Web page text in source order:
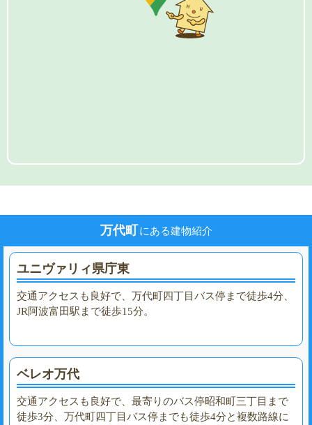
万代町 にある建物紹介
ユニヴァリィ県庁東
交通アクセスも良好で、万代町四丁目バス停まで徒歩4分、
JR阿波富田駅まで徒歩15分。
ベレオ万代
交通アクセスも良好で、最寄りのバス停昭和町三丁目まで
徒歩3分、万代町四丁目バス停までも徒歩4分と複数路線に